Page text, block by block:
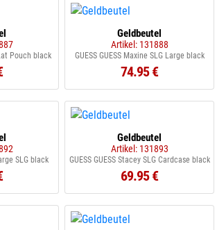
Pouch black
Geldbeutel
Artikel: 131888
GUESS GUESS Maxine SLG Large black
74.95 €
SLG black
Geldbeutel
Artikel: 131893
GUESS GUESS Stacey SLG Cardcase black
69.95 €